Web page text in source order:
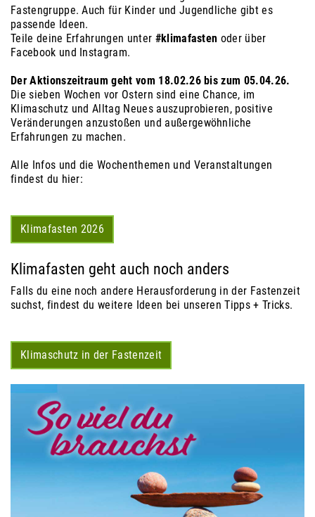
Fastengruppe. Auch für Kinder und Jugendliche gibt es
passende Ideen.
Teile deine Erfahrungen unter #klimafasten oder über
Facebook und Instagram.
Der Aktionszeitraum geht vom 18.02.26 bis zum 05.04.26.
Die sieben Wochen vor Ostern sind eine Chance, im
Klimaschutz und Alltag Neues auszuprobieren, positive
Veränderungen anzustoßen und außergewöhnliche
Erfahrungen zu machen.
Alle Infos und die Wochenthemen und Veranstaltungen
findest du hier:
Klimafasten 2026
Klimafasten geht auch noch anders
Falls du eine noch andere Herausforderung in der Fastenzeit
suchst, findest du weitere Ideen bei unseren Tipps + Tricks.
Klimaschutz in der Fastenzeit